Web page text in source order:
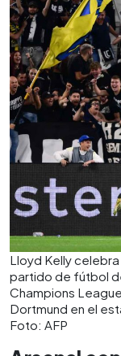
Lloyd Kelly
partido de fútbol
Champions
Dortmund en el
Foto: AFP